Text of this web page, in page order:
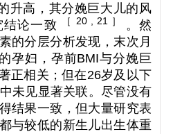
升高，其分娩巨大儿的风
结论一致
［ 20 , 21 ］ 。然
的分层分析发现，末次月
孕妇，孕前BMI与分娩巨
正相关；但在26岁及以下
未见显著关联。尽管没有
结果一致，但大量研究表
与较低的新生儿出生体重